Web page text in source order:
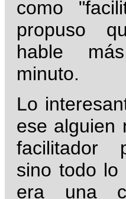
como
propuso
hable
minuto.
Lo
ese alguien
facilitador
sino todo lo
era una